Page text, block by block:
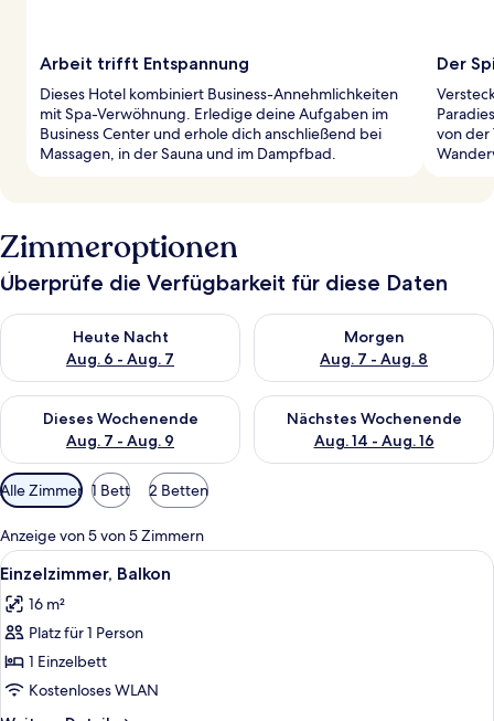
Arbeit trifft Entspannung
Dieses Hotel kombiniert Business-Annehmlichkeiten
mit Spa-Verwöhnung. Erledige deine Aufgaben im
Business Center und erhole dich anschließend bei
Massagen, in der Sauna und im Dampfbad.
Der
von der
Zimmeroptionen
Überprüfe die Verfügbarkeit für diese Daten
Heute Nacht
Aug. 6 - Aug. 7
Überprüfe die Verfügbarkeit für heute Nacht, Aug. 6 - Aug. 7.
Morgen
Aug. 7 - Aug. 8
Überprüfe die Verfügbarkeit
Dieses Wochenende
Aug. 7 - Aug. 9
Überprüfe die Verfügbarkeit für dieses Wochenende, Aug. 7
Nächstes Wochenende
Aug. 14 - Aug. 16
Überprüfe die Verfügbarkeit
Verfügbare
Filter
für
Zimmer
Alle Zimmer 1 Bett 2 Betten
Anzeige von 5 von 5 Zimmern
Alle
Fotos
für
Einzelzimmer,
Balkon
anzeigen
Ein Hotelzimmer mit Nachttisch aus
3
Einzelzimmer, Balkon
16 m²
Platz für 1 Person
1 Einzelbett
Kostenloses WLAN